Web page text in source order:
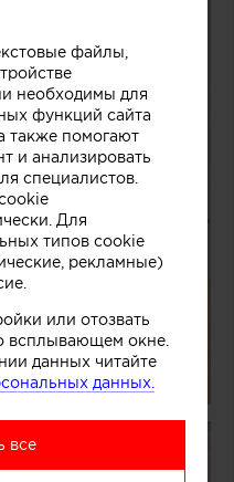
файлы,
необходимы для
функций сайта
также помогают
и анализировать
специалистов.
Для
типов cookie
рекламные)
или отозвать
всплывающем окне.
данных читайте
данных.
все